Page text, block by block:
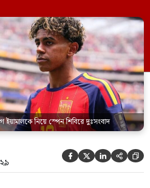
লামিনে ইয়ামাল ও পেদ্রো
দেখা যায়নি। স্প্যানিশ
টানা ম্যাচ খেলার ফলে
চাপ অনুভব করায়
নিয়ে স্পেন শিবিরে দুঃসংবাদ
    